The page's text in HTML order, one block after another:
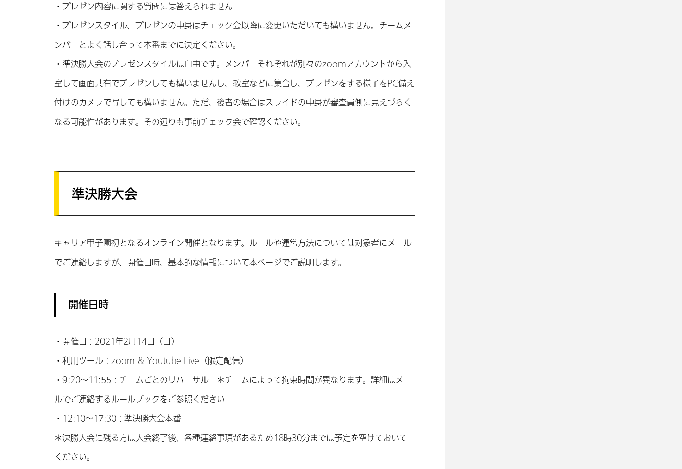
・プレゼン内容に関する質問には答えられません
・プレゼンスタイル、プレゼンの中身はチェック会以降に変更いただいても構いません。チームメ
ンバーとよく話し合って本番までに決定ください。
・準決勝大会のプレゼンスタイルは自由です。メンバーそれぞれが別々のzoomアカウントから入
室して画面共有でプレゼンしても構いませんし、教室などに集合し、プレゼンをする様子をPC備え
付けのカメラで写しても構いません。ただ、後者の場合はスライドの中身が審査員側に見えづらく
なる可能性があります。その辺りも事前チェック会で確認ください。
準決勝大会
キャリア甲子園初となるオンライン開催となります。ルールや運営方法については対象者にメール
でご連絡しますが、開催日時、基本的な情報について本ページでご説明します。
開催日時
・開催日：2021年2月14日（日）
・利用ツール：zoom & Youtube Live（限定配信）
・9:20〜11:55：チームごとのリハーサル ＊チームによって拘束時間が異なります。詳細はメー
ルでご連絡するルールブックをご参照ください
・12:10〜17:30：準決勝大会本番
＊決勝大会に残る方は大会終了後、各種連絡事項があるため18時30分までは予定を空けておいて
ください。